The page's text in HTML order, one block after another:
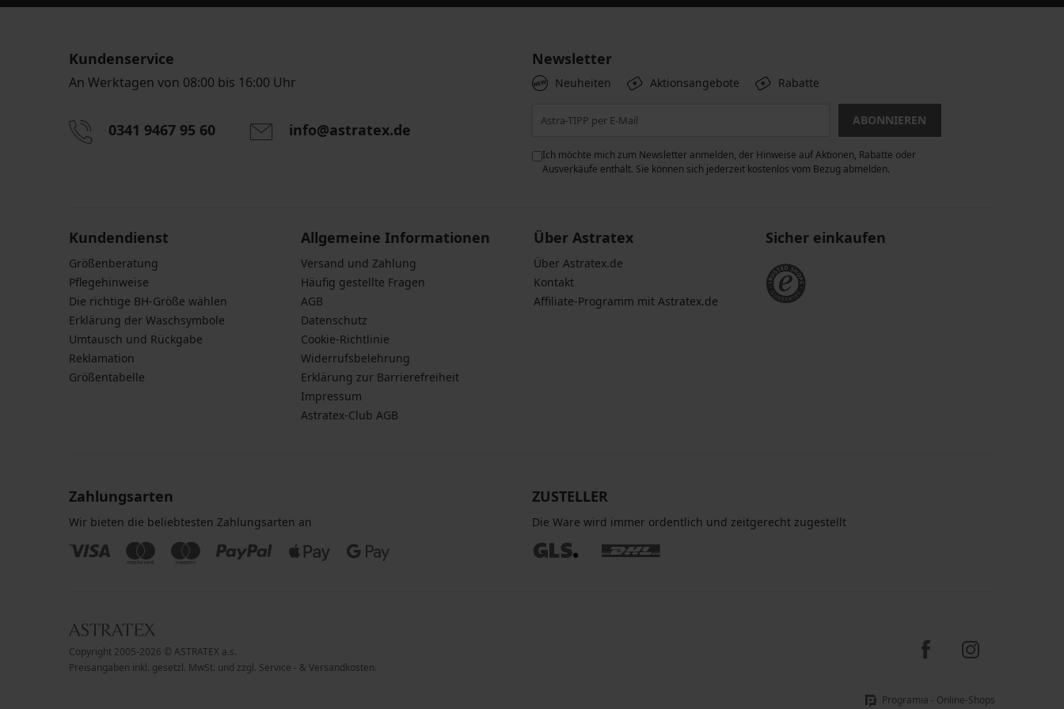
Kundenservice
An Werktagen von 08:00 bis 16:00 Uhr
0341 9467 95 60 info@astratex.de
Newsletter
Neuheiten Aktionsangebote Rabatte
ABONNIEREN
Ich möchte mich zum Newsletter anmelden, der Hinweise auf Aktionen, Rabatte oder
Ausverkäufe enthält. Sie können sich jederzeit kostenlos vom Bezug abmelden.
Kundendienst
Größenberatung
Pflegehinweise
Die richtige BH-Größe wählen
Erklärung der Waschsymbole
Umtausch und Rückgabe
Reklamation
Größentabelle
Allgemeine Informationen
Versand und Zahlung
Häufig gestellte Fragen
AGB
Datenschutz
Cookie-Richtlinie
Widerrufsbelehrung
Erklärung zur Barrierefreiheit
Impressum
Astratex-Club AGB
Über Astratex
Über Astratex.de
Kontakt
Affiliate-Programm mit Astratex.de
Sicher einkaufen
Zahlungsarten
Wir bieten die beliebtesten Zahlungsarten an
ZUSTELLER
Die Ware wird immer ordentlich und zeitgerecht zugestellt
Copyright 2005-2026 © ASTRATEX a.s.
Preisangaben inkl. gesetzl. MwSt. und zzgl. Service - & Versandkosten.
Programia - Online-Shops